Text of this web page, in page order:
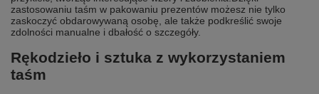
zastosowaniu taśm w pakowaniu prezentów możesz nie tylko
zaskoczyć obdarowywaną osobę, ale także podkreślić swoje
zdolności manualne i dbałość o szczegóły.
Rękodzieło i sztuka z wykorzystaniem
taśm